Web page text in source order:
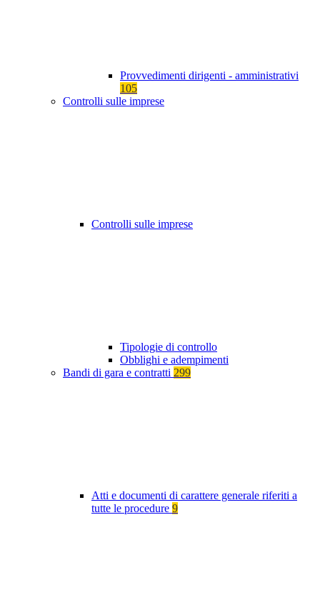
Provvedimenti dirigenti - amministrativi
105
Controlli sulle imprese
Controlli sulle imprese
Tipologie di controllo
Obblighi e adempimenti
Bandi di gara e contratti 299
Atti e documenti di carattere generale riferiti a
tutte le procedure 9